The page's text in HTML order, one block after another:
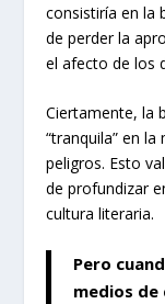
consistiría en la
de perder la
el afecto de los
Ciertamente, la
“tranquila” en
peligros. Esto
de profundizar
cultura literaria.
Pero
medios de